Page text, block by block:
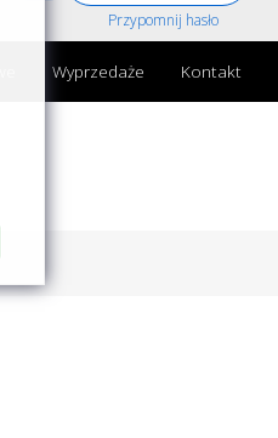
Przypomnij hasło
Wyprzedaże Kontakt